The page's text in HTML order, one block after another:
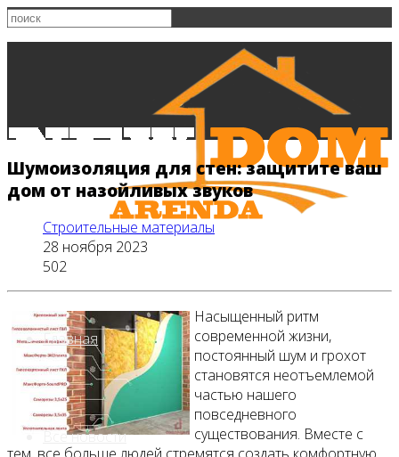
Главная
Все новости
Шумоизоляция для стен: защитите ваш
дом от назойливых звуков
Строительные материалы
28 ноября 2023
502
Насыщенный ритм
современной жизни,
постоянный шум и грохот
становятся неотъемлемой
частью нашего
повседневного
существования. Вместе с